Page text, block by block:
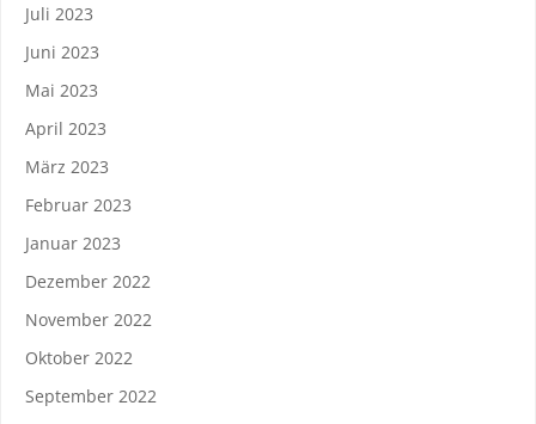
Juli 2023
Juni 2023
Mai 2023
April 2023
März 2023
Februar 2023
Januar 2023
Dezember 2022
November 2022
Oktober 2022
September 2022